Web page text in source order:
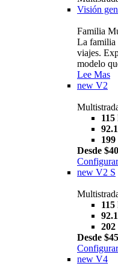
Visión
Familia
La familia
viajes.
modelo
Lee Mas
new V2
115
Desde
new V2 S
115
202
Desde
new V4